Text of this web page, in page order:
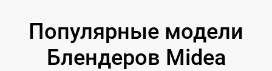
Популярные модели
Блендеров Midea